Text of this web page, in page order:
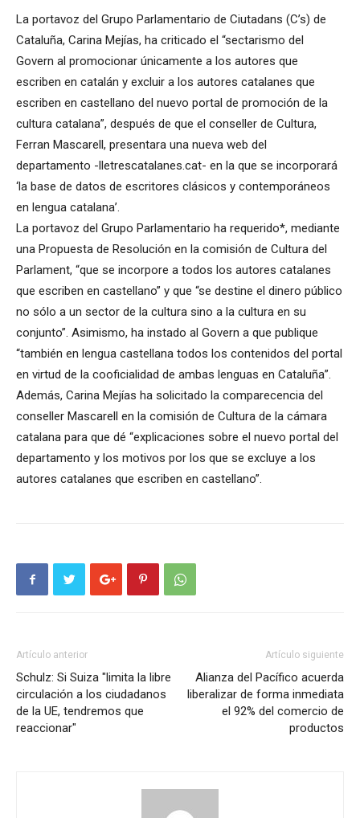
La portavoz del Grupo Parlamentario de Ciutadans (C’s) de
Cataluña, Carina Mejías, ha criticado el “sectarismo del
Govern al promocionar únicamente a los autores que
escriben en catalán y excluir a los autores catalanes que
escriben en castellano del nuevo portal de promoción de la
cultura catalana”, después de que el conseller de Cultura,
Ferran Mascarell, presentara una nueva web del
departamento -lletrescatalanes.cat- en la que se incorporará
‘la base de datos de escritores clásicos y contemporáneos
en lengua catalana’.
La portavoz del Grupo Parlamentario ha requerido*, mediante
una Propuesta de Resolución en la comisión de Cultura del
Parlament, “que se incorpore a todos los autores catalanes
que escriben en castellano” y que “se destine el dinero público
no sólo a un sector de la cultura sino a la cultura en su
conjunto”. Asimismo, ha instado al Govern a que publique
“también en lengua castellana todos los contenidos del portal
en virtud de la cooficialidad de ambas lenguas en Cataluña”.
Además, Carina Mejías ha solicitado la comparecencia del
conseller Mascarell en la comisión de Cultura de la cámara
catalana para que dé “explicaciones sobre el nuevo portal del
departamento y los motivos por los que se excluye a los
autores catalanes que escriben en castellano”.
Artículo anterior
Schulz: Si Suiza "limita la libre
circulación a los ciudadanos
de la UE, tendremos que
reaccionar"
Artículo siguiente
Alianza del Pacífico acuerda
liberalizar de forma inmediata
el 92% del comercio de
productos